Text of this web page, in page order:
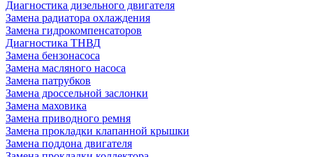
Диагностика дизельного двигателя
Замена радиатора охлаждения
Замена гидрокомпенсаторов
Диагностика ТНВД
Замена бензонасоса
Замена масляного насоса
Замена патрубков
Замена дроссельной заслонки
Замена маховика
Замена приводного ремня
Замена прокладки клапанной крышки
Замена поддона двигателя